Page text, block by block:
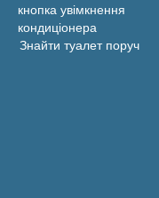
кнопка увімкнення
кондиціонера
Знайти туалет поруч